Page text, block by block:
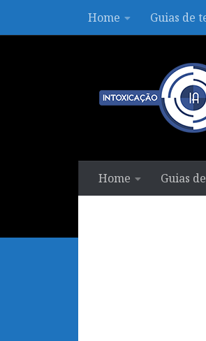
Skip to contentHome Guias de
Home Guias